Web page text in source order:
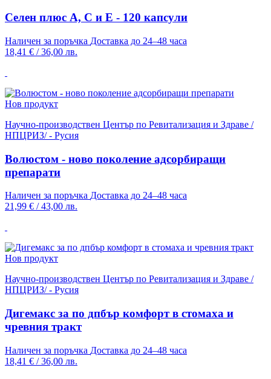
Селен плюс A, C и E - 120 капсули
Наличен за поръчка Доставка до 24–48 часа
18,41 € / 36,00 лв.
Нов продукт
Научно-производствен Център по Ревитализация и Здраве /
НПЦРИЗ/ - Русия
Волюстом - ново поколение адсорбиращи
препарати
Наличен за поръчка Доставка до 24–48 часа
21,99 € / 43,00 лв.
Нов продукт
Научно-производствен Център по Ревитализация и Здраве /
НПЦРИЗ/ - Русия
Дигемакс за по дпбър комфорт в стомаха и
чревния тракт
Наличен за поръчка Доставка до 24–48 часа
18,41 € / 36,00 лв.